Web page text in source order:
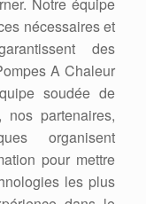
Notre équipe
nécessaires et
des
A Chaleur
soudée de
partenaires,
organisent
pour mettre
les plus